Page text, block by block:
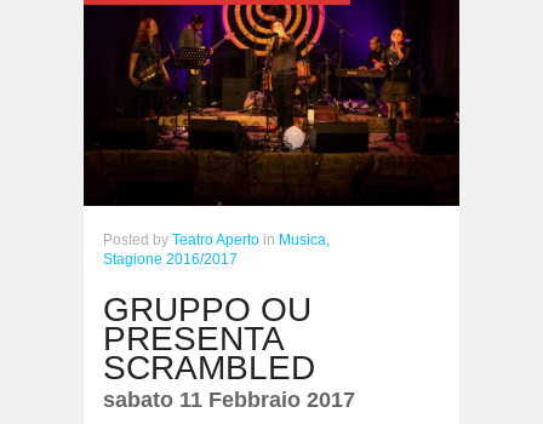
Posted by Teatro Aperto in Musica,
Stagione 2016/2017
GRUPPO OU
PRESENTA
SCRAMBLED
sabato 11 Febbraio 2017